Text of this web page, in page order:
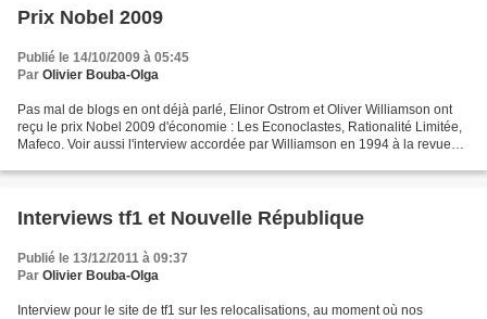
Prix Nobel 2009
Publié le 14/10/2009 à 05:45
Par Olivier Bouba-Olga
Pas mal de blogs en ont déjà parlé, Elinor Ostrom et Oliver Williamson ont
reçu le prix Nobel 2009 d'économie : Les Econoclastes, Rationalité Limitée,
Mafeco. Voir aussi l'interview accordée par Williamson en 1994 à la revue
Interviews tf1 et Nouvelle République
Publié le 13/12/2011 à 09:37
Par Olivier Bouba-Olga
Interview pour le site de tf1 sur les relocalisations, au moment où nos